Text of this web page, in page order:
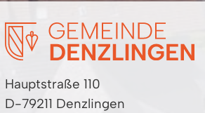
Hauptstraße 110
D-79211 Denzlingen